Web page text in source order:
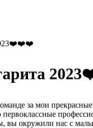
за мои
окружили нас с